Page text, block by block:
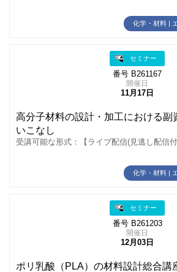
化学・材料 |
セミナー
番号 B261167
開催日
11月17日
高分子材料の設計・加工における副
いこなし
受講可能な形式：【ライブ配信(見逃し配信
化学・材料 |
セミナー
番号 B261203
開催日
12月03日
ポリ乳酸（PLA）の材料設計総合講